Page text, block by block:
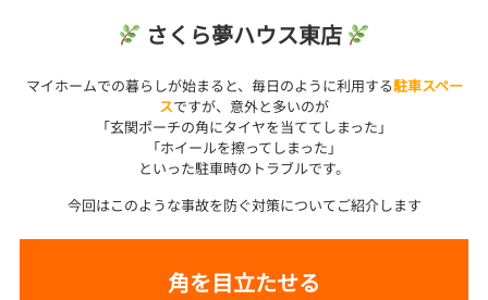
さくら夢ハウス東店
マイホームでの暮らしが始まると、毎日のように利用する駐車スペー
スですが、意外と多いのが
「玄関ポーチの角にタイヤを当ててしまった」
「ホイールを擦ってしまった」
といった駐車時のトラブルです。
今回はこのような事故を防ぐ対策についてご紹介します
角を目立たせる